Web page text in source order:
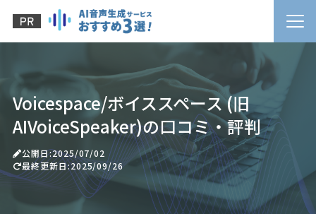
Voicespace/ボイススペース (旧
AIVoiceSpeaker)の口コミ・評判
公開日:2025/07/02
最終更新日:2025/09/26